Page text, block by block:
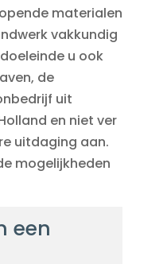
materialen
vakkundig
u ook
de
uit
en niet ver
uitdaging aan.
mogelijkheden
een